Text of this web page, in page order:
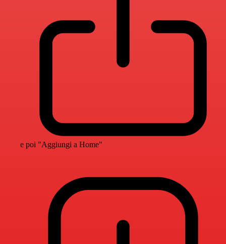
e poi "Aggiungi a Home"